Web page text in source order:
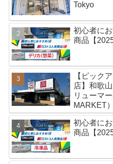
Tokyo
初心者に
商品【
【ピック
店】和歌
リューマ
MARKET
初心者に
商品【